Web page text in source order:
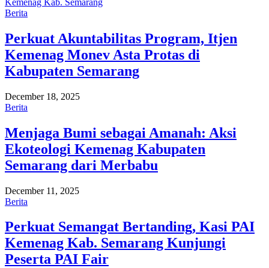
Berita
Perkuat Akuntabilitas Program, Itjen
Kemenag Monev Asta Protas di
Kabupaten Semarang
December 18, 2025
Berita
Menjaga Bumi sebagai Amanah: Aksi
Ekoteologi Kemenag Kabupaten
Semarang dari Merbabu
December 11, 2025
Berita
Perkuat Semangat Bertanding, Kasi PAI
Kemenag Kab. Semarang Kunjungi
Peserta PAI Fair